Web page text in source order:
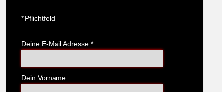
*Pflichtfeld
Deine E-Mail Adresse *
Dein Vorname